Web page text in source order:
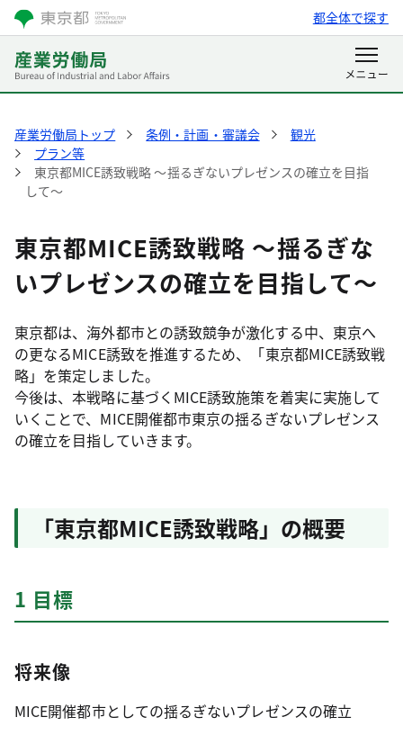
都全体で探す
産業労働局トップ 条例・計画・審議会
観光
プラン等
東京都MICE誘致戦略 ～揺るぎないプレゼンスの確立を目指
して～
東京都MICE誘致戦略 ～揺るぎな
いプレゼンスの確立を目指して～
東京都は、海外都市との誘致競争が激化する中、東京へ
の更なるMICE誘致を推進するため、「東京都MICE誘致戦
略」を策定しました。
今後は、本戦略に基づくMICE誘致施策を着実に実施して
いくことで、MICE開催都市東京の揺るぎないプレゼンス
の確立を目指していきます。
「東京都MICE誘致戦略」の概要
1 目標
将来像
MICE開催都市としての揺るぎないプレゼンスの確立